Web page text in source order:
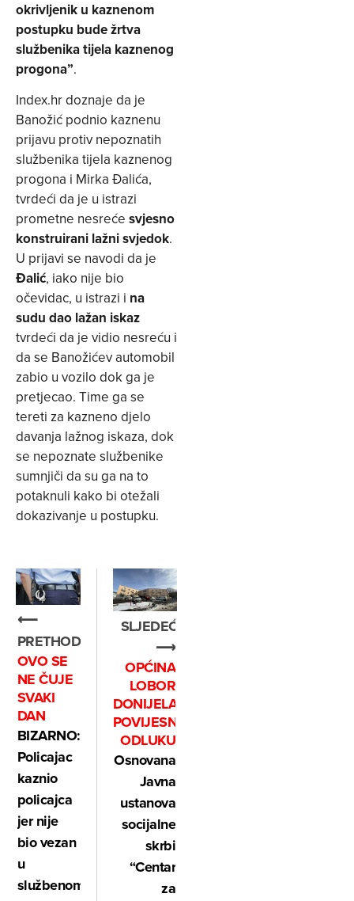
okrivljenik u kaznenom
postupku bude žrtva
službenika tijela kaznenog
progona”.
Index.hr doznaje da je
Banožić podnio kaznenu
prijavu protiv nepoznatih
službenika tijela kaznenog
progona i Mirka Đalića,
tvrdeći da je u istrazi
prometne nesreće svjesno
konstruirani lažni svjedok.
U prijavi se navodi da je
Đalić, iako nije bio
očevidac, u istrazi i na
sudu dao lažan iskaz
tvrdeći da je vidio nesreću i
da se Banožićev automobil
zabio u vozilo dok ga je
pretjecao. Time ga se
tereti za kazneno djelo
davanja lažnog iskaza, dok
se nepoznate službenike
sumnjiči da su ga na to
potaknuli kako bi otežali
dokazivanje u postupku.
⟵
PRETHODNO
OVO SE
NE ČUJE
SVAKI
DAN
BIZARNO:
Policajac
kaznio
policajca
jer nije
bio vezan
u
službenom
SLJEDEĆE
⟶
OPĆINA
LOBOR
DONIJELA
POVIJESNU
ODLUKU
Osnovana
Javna
ustanova
socijalne
skrbi
“Centar
za